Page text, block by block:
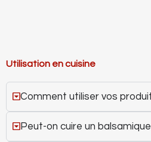
Utilisation en cuisine
Comment utiliser vos
Peut-on cuire un